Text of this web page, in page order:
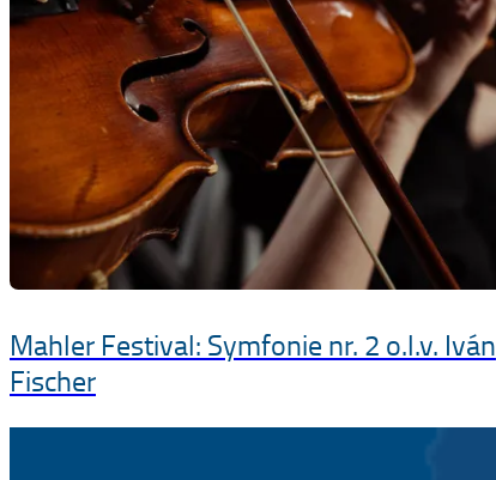
Mahler Festival: Symfonie nr. 2 o.l.v. Iván
Fischer